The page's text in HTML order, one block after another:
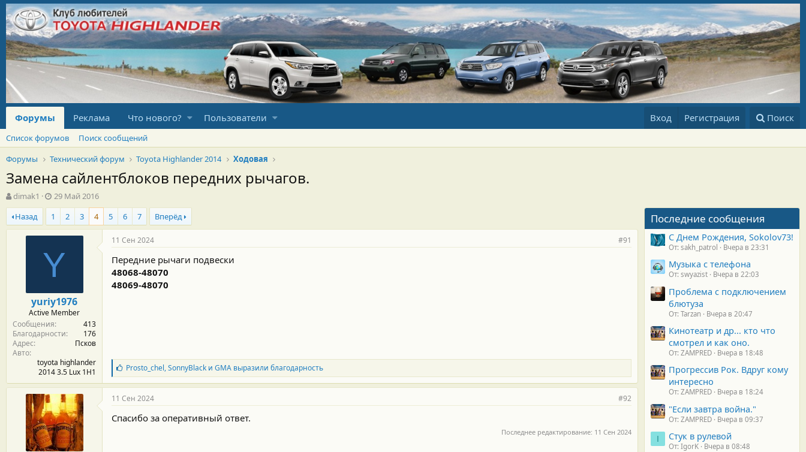
Форумы Реклама Что нового? Пользователи Вход Регистрация Поиск
Список форумов
Поиск сообщений
Форумы
Технический форум Toyota Highlander 2014 Ходовая
Замена сайлентблоков передних рычагов.
А
в
т
о
dimak1
Д
а
т
а
н
ч
а
29 Май 2016
Назад
1 2 3 4 5 6 7 Вперёд
Y
yuriy1976
Active Member
Сообщения
413
Благодарности
176
Адрес
Псков
Авто
toyota highlander
2014 3.5 Lux 1H1
11 Сен 2024 #91
Передние рычаги подвески
48068-48070
48069-48070
Б
л
а
г
о
д
а
Prosto_chel,SonnyBlackи GMAвыразили благодарность
11 Сен 2024 #92
Спасибо за оперативный ответ.
Последнее редактирование: 11 Сен 2024
Последние сообщения
С Днем Рождения, Sokolov73!
От: sakh_patrol Вчера в 23:31
Музыка с телефона
От: swyazist Вчера в 22:03
Проблема с подключением
блютуза
От: Tarzan Вчера в 20:47
Кинотеатр и др... кто что
смотрел и как оно.
От: ZAMPRED Вчера в 18:48
Прогрессив Рок. Вдруг кому
интересно
От: ZAMPRED Вчера в 18:24
"Если завтра война."
От: ZAMPRED Вчера в 09:37
I Стук в рулевой
От: IgorK Вчера в 08:48